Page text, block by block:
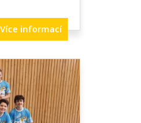
Více informací